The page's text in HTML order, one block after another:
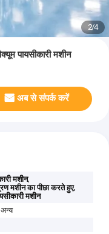
2/4
पायसीकारी मशीन
अब से संपर्क करें
मशीन,
मशीन का पीछा करते हुए,
मशीन
अन्य